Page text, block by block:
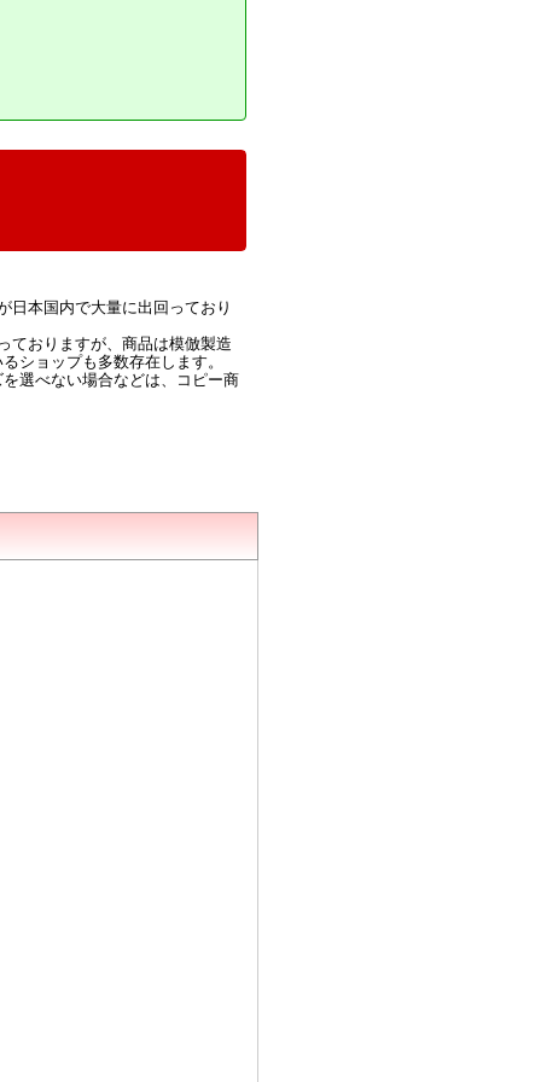
日本国内で大量に出回っており
ておりますが、商品は模倣製造
ショップも多数存在します。
選べない場合などは、コピー商